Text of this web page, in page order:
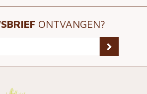
ONTVANGEN?